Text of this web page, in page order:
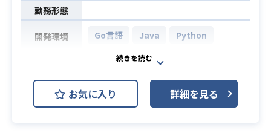
勤務形態
開発環境 Go言語 Java Python
日本ではまだ利用機会が少ないソフ
トウェアを利用して、お客様と共に
保険、介護領域等のリアルデータの
利活用を見越したデータプラットフ
お気に入り 詳細を見る